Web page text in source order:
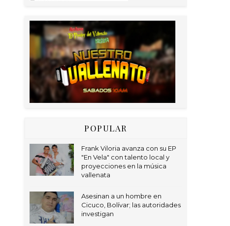
POPULAR
Frank Viloria avanza con su EP
"En Vela" con talento local y
proyecciones en la música
vallenata
Asesinan a un hombre en
Cicuco, Bolívar; las autoridades
investigan